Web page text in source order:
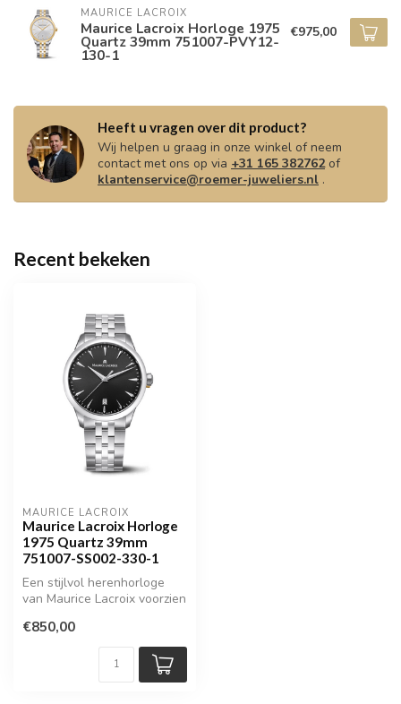
MAURICE LACROIX
Maurice Lacroix Horloge 1975
Quartz 39mm 751007-PVY12-
130-1
€975,00
Heeft u vragen over dit product?
Wij helpen u graag in onze winkel of neem
contact met ons op via +31 165 382762of
klantenservice@roemer-juweliers.nl .
Recent bekeken
MAURICE LACROIX
Maurice Lacroix Horloge
1975 Quartz 39mm
751007-SS002-330-1
Een stijlvol herenhorloge
van Maurice Lacroix voorzien
€850,00